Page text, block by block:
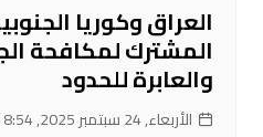
العراق وكوريا
المشترك لمكافحة
والعابرة للحدود
الأربعاء, 24 سبتمبر 2025, 18:54